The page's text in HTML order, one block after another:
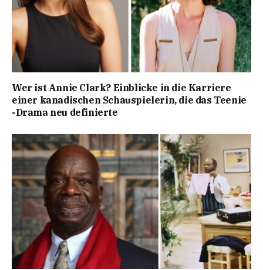
Wer ist Annie Clark? Einblicke in die Karriere
einer kanadischen Schauspielerin, die das Teenie
-Drama neu definierte